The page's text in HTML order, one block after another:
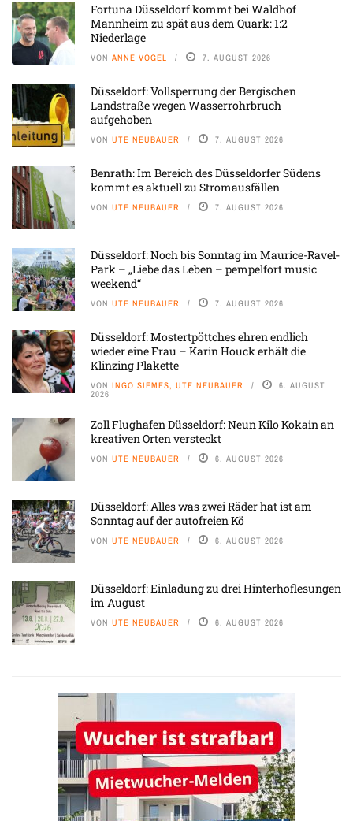
Fortuna Düsseldorf kommt bei Waldhof
Mannheim zu spät aus dem Quark: 1:2
Niederlage
VON ANNE VOGEL 7. AUGUST 2026
Düsseldorf: Vollsperrung der Bergischen
Landstraße wegen Wasserrohrbruch
aufgehoben
VON UTE NEUBAUER 7. AUGUST 2026
Benrath: Im Bereich des Düsseldorfer Südens
kommt es aktuell zu Stromausfällen
VON UTE NEUBAUER 7. AUGUST 2026
Düsseldorf: Noch bis Sonntag im Maurice-Ravel-
Park – „Liebe das Leben – pempelfort music
weekend“
VON UTE NEUBAUER 7. AUGUST 2026
Düsseldorf: Mostertpöttches ehren endlich
wieder eine Frau – Karin Houck erhält die
Klinzing Plakette
VON INGO SIEMES, UTE NEUBAUER 6. AUGUST
2026
Zoll Flughafen Düsseldorf: Neun Kilo Kokain an
kreativen Orten versteckt
VON UTE NEUBAUER 6. AUGUST 2026
Düsseldorf: Alles was zwei Räder hat ist am
Sonntag auf der autofreien Kö
VON UTE NEUBAUER 6. AUGUST 2026
Düsseldorf: Einladung zu drei Hinterhoflesungen
im August
VON UTE NEUBAUER 6. AUGUST 2026